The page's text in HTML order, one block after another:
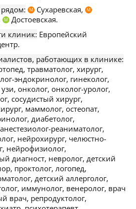
М Сухаревская, М
М Достоевская.
клиник: Европейский
работающих в клинике:
травматолог, хирург,
эндокринолог, гинеколог,
онколог, онколог-уролог,
сосудистый хирург,
маммолог, остеопат,
диабетолог,
реаниматолог,
нейрохирург, челюстно-
нейрофизиолог,
диагност, невролог, детский
проктолог, логопед,
детский аллерголог,
иммунолог, венеролог, врач
врач, репродуктолог,